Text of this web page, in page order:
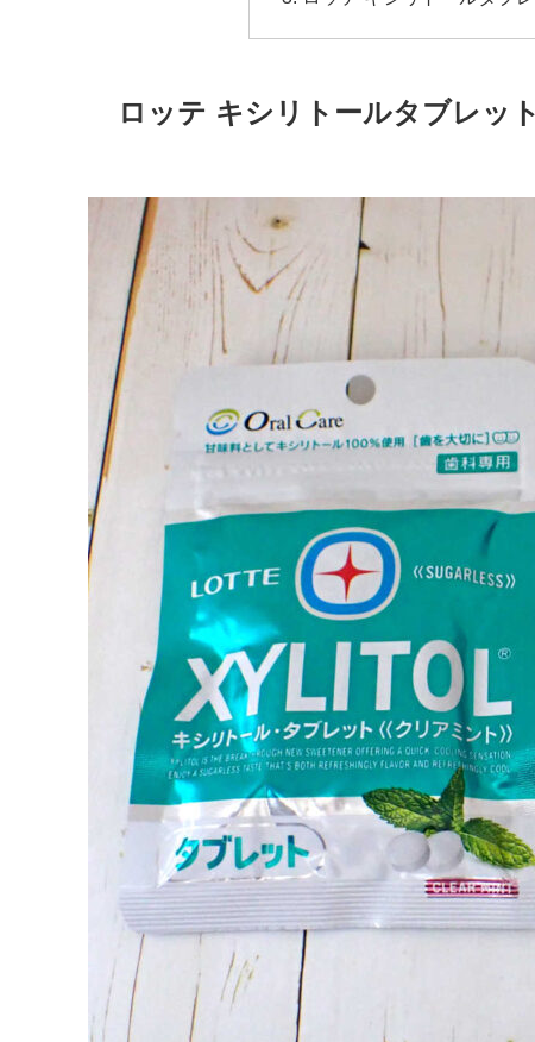
ロッテ キシリトールタブレッ